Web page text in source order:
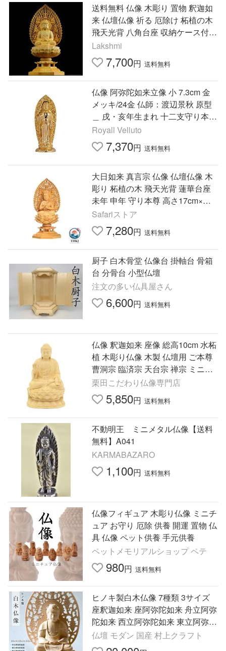
送料無料 仏像 木彫り 置物 釈迦如
来 仏壇仏像 祈る 厄除け 柘植の木
飛天光背 八角台座 収納ケース付き
（高さ17cm×巾8.5cm×奥行8.5c
m） (原木)
Lakshmi
7,700円 送料無料
仏像 阿弥陀如来立像 小 7.3cm 金
メッキ/24金 仏師：渡辺景秋 原型
＿ 戌・亥年生まれ 十二支守り本尊
干支 高岡銅器(あみだにょらいりゅ
うぞうS)
Royall Velluto
7,370円 送料無料
大日如来 真言宗 仏像 仏壇仏像 木
彫り 柘植の木 飛天光背 蓮華台座
未年 申年 守り本尊 高さ17cm×巾8.
5cm×奥行8.5cm - 人気 おしゃれ 快
適
Safariストア
7,280円 送料無料
厨子 白木骨堂 仏像台 掛軸台 骨箱
台 分骨台 小型仏壇
注文の多い仏具屋さん
6,600円 送料無料
仏像 釈迦如来 座像 総高10cm 水柘
植 木彫り仏像 木製 仏壇用 ご本尊
曹洞宗 臨済宗 天台宗 禅宗 ミニ仏
像 コンパクト 小さい 仏具 インテ
リア 置物
栗田こだわり仏像専門店
5,850円 送料無料
不動明王 ミニメタル仏像【送料
無料】A041
KARMABAZARO
1,100円 送料無料
仏像フィギュア 木彫り仏像 ミニチ
ュア お守り 厄除 供養 開運 置物 仏
具 仏像 ペット供養 手元供養
ペットメモリアルショップ ペテ
980円 送料無料
ヒノキ製白木仏像 7種類 3サイズ
座釈迦如来 座阿弥陀如来 舟立阿弥
陀如来 西立阿弥陀如来 東立阿弥陀
如来 大日如来 日蓮上人と曼荼羅の
セット 桧木
仏壇 モダン 国産 村上クラフト